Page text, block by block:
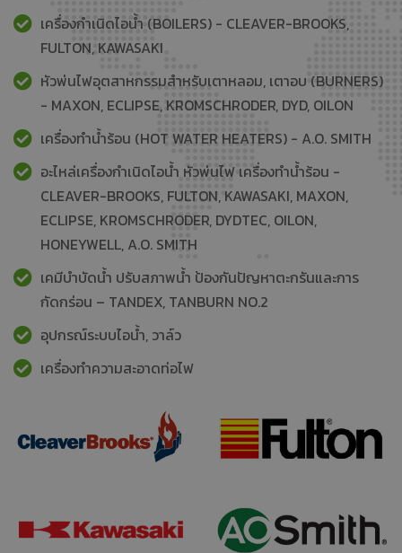
เครื่องกำเนิดไอน้ำ (BOILERS) - CLEAVER-BROOKS,
FULTON, KAWASAKI
หัวพ่นไฟอุตสาหกรรมสำหรับเตาหลอม, เตาอบ (BURNERS)
- MAXON, ECLIPSE, KROMSCHRODER, DYD, OILON
เครื่องทำน้ำร้อน (HOT WATER HEATERS) - A.O. SMITH
อะไหล่เครื่องกำเนิดไอน้ำ หัวพ่นไฟ เครื่องทำน้ำร้อน -
CLEAVER-BROOKS, FULTON, KAWASAKI, MAXON,
ECLIPSE, KROMSCHRODER, DYDTEC, OILON,
HONEYWELL, A.O. SMITH
เคมีบำบัดน้ำ ปรับสภาพน้ำ ป้องกันปัญหาตะกรันและการ
กัดกร่อน – TANDEX, TANBURN NO.2
อุปกรณ์ระบบไอน้ำ, วาล์ว
เครื่องทำความสะอาดท่อไฟ